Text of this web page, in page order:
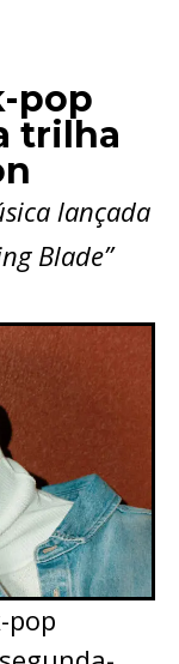
pop
trilha
lançada
Blade”
pop